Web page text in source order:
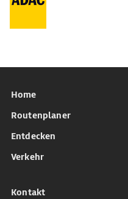
Home
Routenplaner
Entdecken
Verkehr
Kontakt